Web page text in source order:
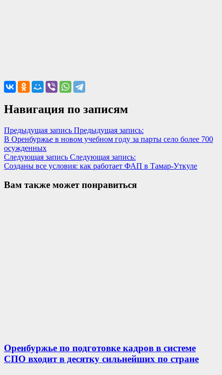
Навигация по записям
Предыдущая запись Предыдущая запись:
В Оренбуржье в новом учебном году за парты село более 700
осужденных
Следующая запись Следующая запись:
Созданы все условия: как работает ФАП в Тамар-Уткуле
Вам также может понравиться
Оренбуржье по подготовке кадров в системе
СПО входит в десятку сильнейших по стране